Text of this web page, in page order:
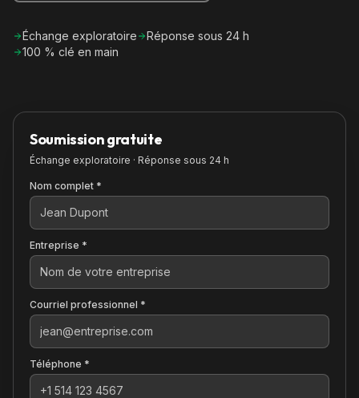
Échange exploratoire
Réponse sous 24 h
100 % clé en main
Soumission gratuite
Échange exploratoire · Réponse sous 24 h
Nom complet *
Entreprise *
Courriel professionnel *
Téléphone *